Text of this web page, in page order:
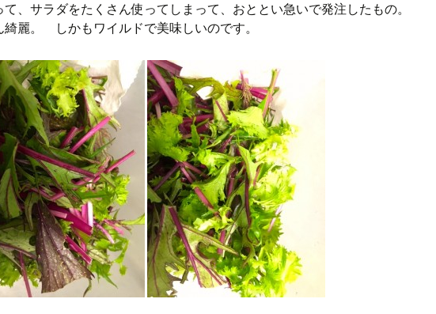
て、サラダをたくさん使ってしまって、おととい急いで発注したもの。
綺麗。 しかもワイルドで美味しいのです。